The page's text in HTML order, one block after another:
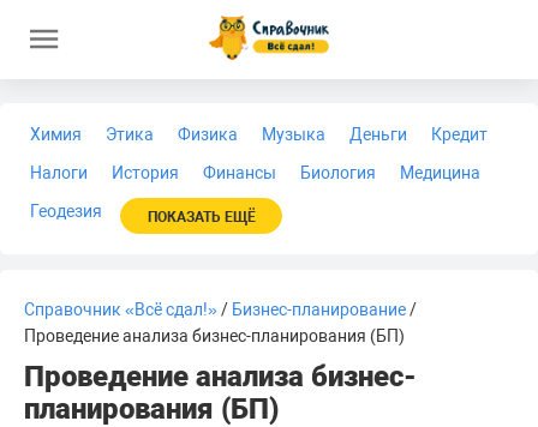
Химия Этика Физика Музыка Деньги
Кредит
Налоги
История Финансы Биология
Медицина
Геодезия
ПОКАЗАТЬ ЕЩЁ
Справочник «Всё сдал!»/ Бизнес-планирование/
Проведение анализа бизнес-планирования (БП)
Проведение анализа бизнес-
планирования (БП)